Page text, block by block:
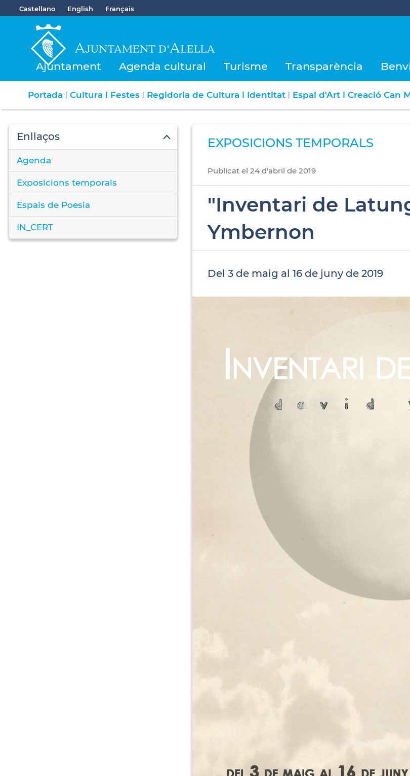
Castellano English Français
Ajuntament Agenda cultural Turisme Transparència
Portada | Cultura i Festes | Regidoria de Cultura i Identitat | Espai d'Art i Creació Can
Enllaços
Agenda
Exposicions temporals
Espais de Poesia
IN_CERT
EXPOSICIONS TEMPORALS
Publicat el 24 d'abril de2019
"Inventari de
Ymbernon
Del 3 de maig al 16 de juny de 2019